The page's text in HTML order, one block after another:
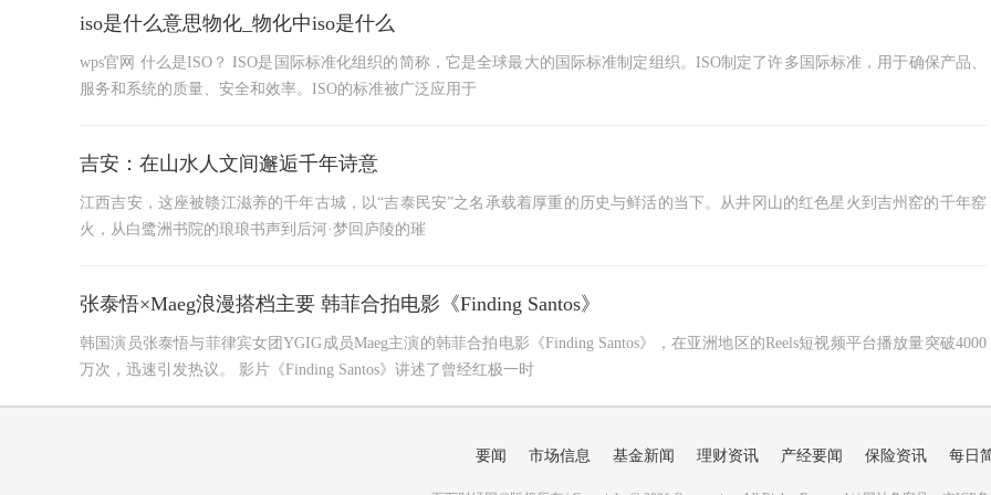
iso是什么意思物化_物化中iso是什么
wps官网 什么是ISO？ ISO是国际标准化组织的简称，它是全球最大的国际标准制定组织。ISO制定了许多国际标准，用于确保产品、
服务和系统的质量、安全和效率。ISO的标准被广泛应用于
吉安：在山水人文间邂逅千年诗意
江西吉安，这座被赣江滋养的千年古城，以“吉泰民安”之名承载着厚重的历史与鲜活的当下。从井冈山的红色星火到吉州窑的千年窑
火，从白鹭洲书院的琅琅书声到后河·梦回庐陵的璀
张泰悟×Maeg浪漫搭档主要 韩菲合拍电影《Finding Santos》
韩国演员张泰悟与菲律宾女团YGIG成员Maeg主演的韩菲合拍电影《Finding Santos》，在亚洲地区的Reels短视频平台播放量突破4000
万次，迅速引发热议。 影片《Finding Santos》讲述了曾经红极一时
要闻 市场信息 基金新闻 理财资讯 产经要闻 保险资讯 每日